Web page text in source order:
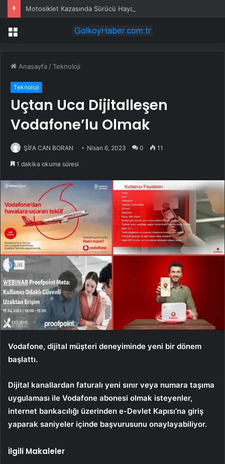
Motosiklet Kazasında Sürücü Hayatını Kaybetti
Menü
Anasayfa /Teknoloji
Teknoloji
Uçtan Uca Dijitalleşen
Vodafone’lu Olmak
ŞİFA CAN BORAN Nisan 6, 2023 0 11
1 dakika okuma süresi
Vodafone, dijital müşteri deneyiminde yeni bir dönem
başlattı.
Dijital kanallardan faturalı yeni sınır veya numara taşıma
uygulaması ile Vodafone abonesi olmak isteyenler,
internet bankacılığı üzerinden e-Devlet Kapısı’na giriş
yaparak saniyeler içinde başvurusunu onaylayabiliyor.
İlgili Makaleler